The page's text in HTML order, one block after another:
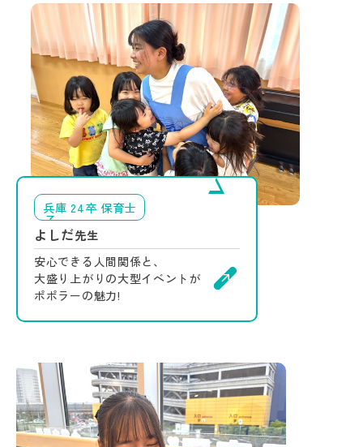
兵庫 24卒 保育士
よしだ先生
安心できる人間関係と、
大盛り上がりの大型イベントが
ポポラーの魅力!